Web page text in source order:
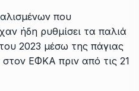
που
ήδη ρυθμίσει τα παλιά
2023 μέσω της πάγιας
ΕΦΚΑ πριν από τις 21